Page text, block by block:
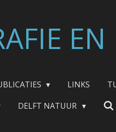
EN
LINKS
DELFT NATUUR